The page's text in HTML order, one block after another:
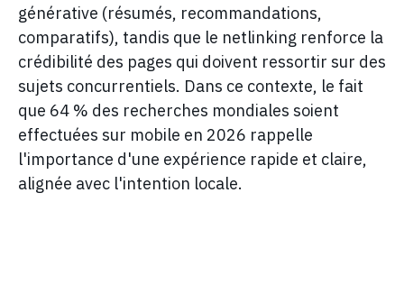
générative (résumés, recommandations,
comparatifs), tandis que le netlinking renforce la
crédibilité des pages qui doivent ressortir sur des
sujets concurrentiels. Dans ce contexte, le fait
que 64 % des recherches mondiales soient
effectuées sur mobile en 2026 rappelle
l'importance d'une expérience rapide et claire,
alignée avec l'intention locale.